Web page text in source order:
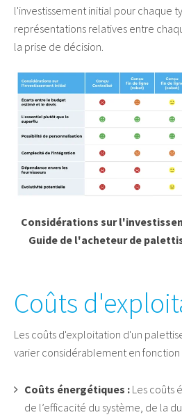
l'investissement initial pour chaque
représentations relatives entre
la prise de décision.
Considérations sur
Guide de l'acheteur de
Coûts
Les coûts d'exploitation d'un
varier considérablement en fonction
Coûts énergétiques : Les coûts
de l’efficacité du système, de la